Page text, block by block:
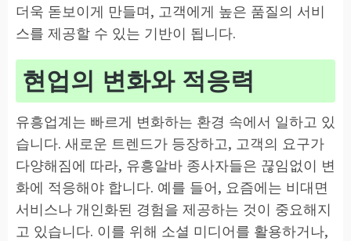
더욱 돋보이게 만들며, 고객에게 높은 품질의 서비
스를 제공할 수 있는 기반이 됩니다.
현업의 변화와 적응력
유흥업계는 빠르게 변화하는 환경 속에서 일하고 있
습니다. 새로운 트렌드가 등장하고, 고객의 요구가
다양해짐에 따라, 유흥알바 종사자들은 끊임없이 변
화에 적응해야 합니다. 예를 들어, 요즘에는 비대면
서비스나 개인화된 경험을 제공하는 것이 중요해지
고 있습니다. 이를 위해 소셜 미디어를 활용하거나,